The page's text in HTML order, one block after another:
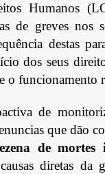
Humanos
de greves nos
destas
dos seus
o funcionamento
de
que dão
de mortes
diretas da